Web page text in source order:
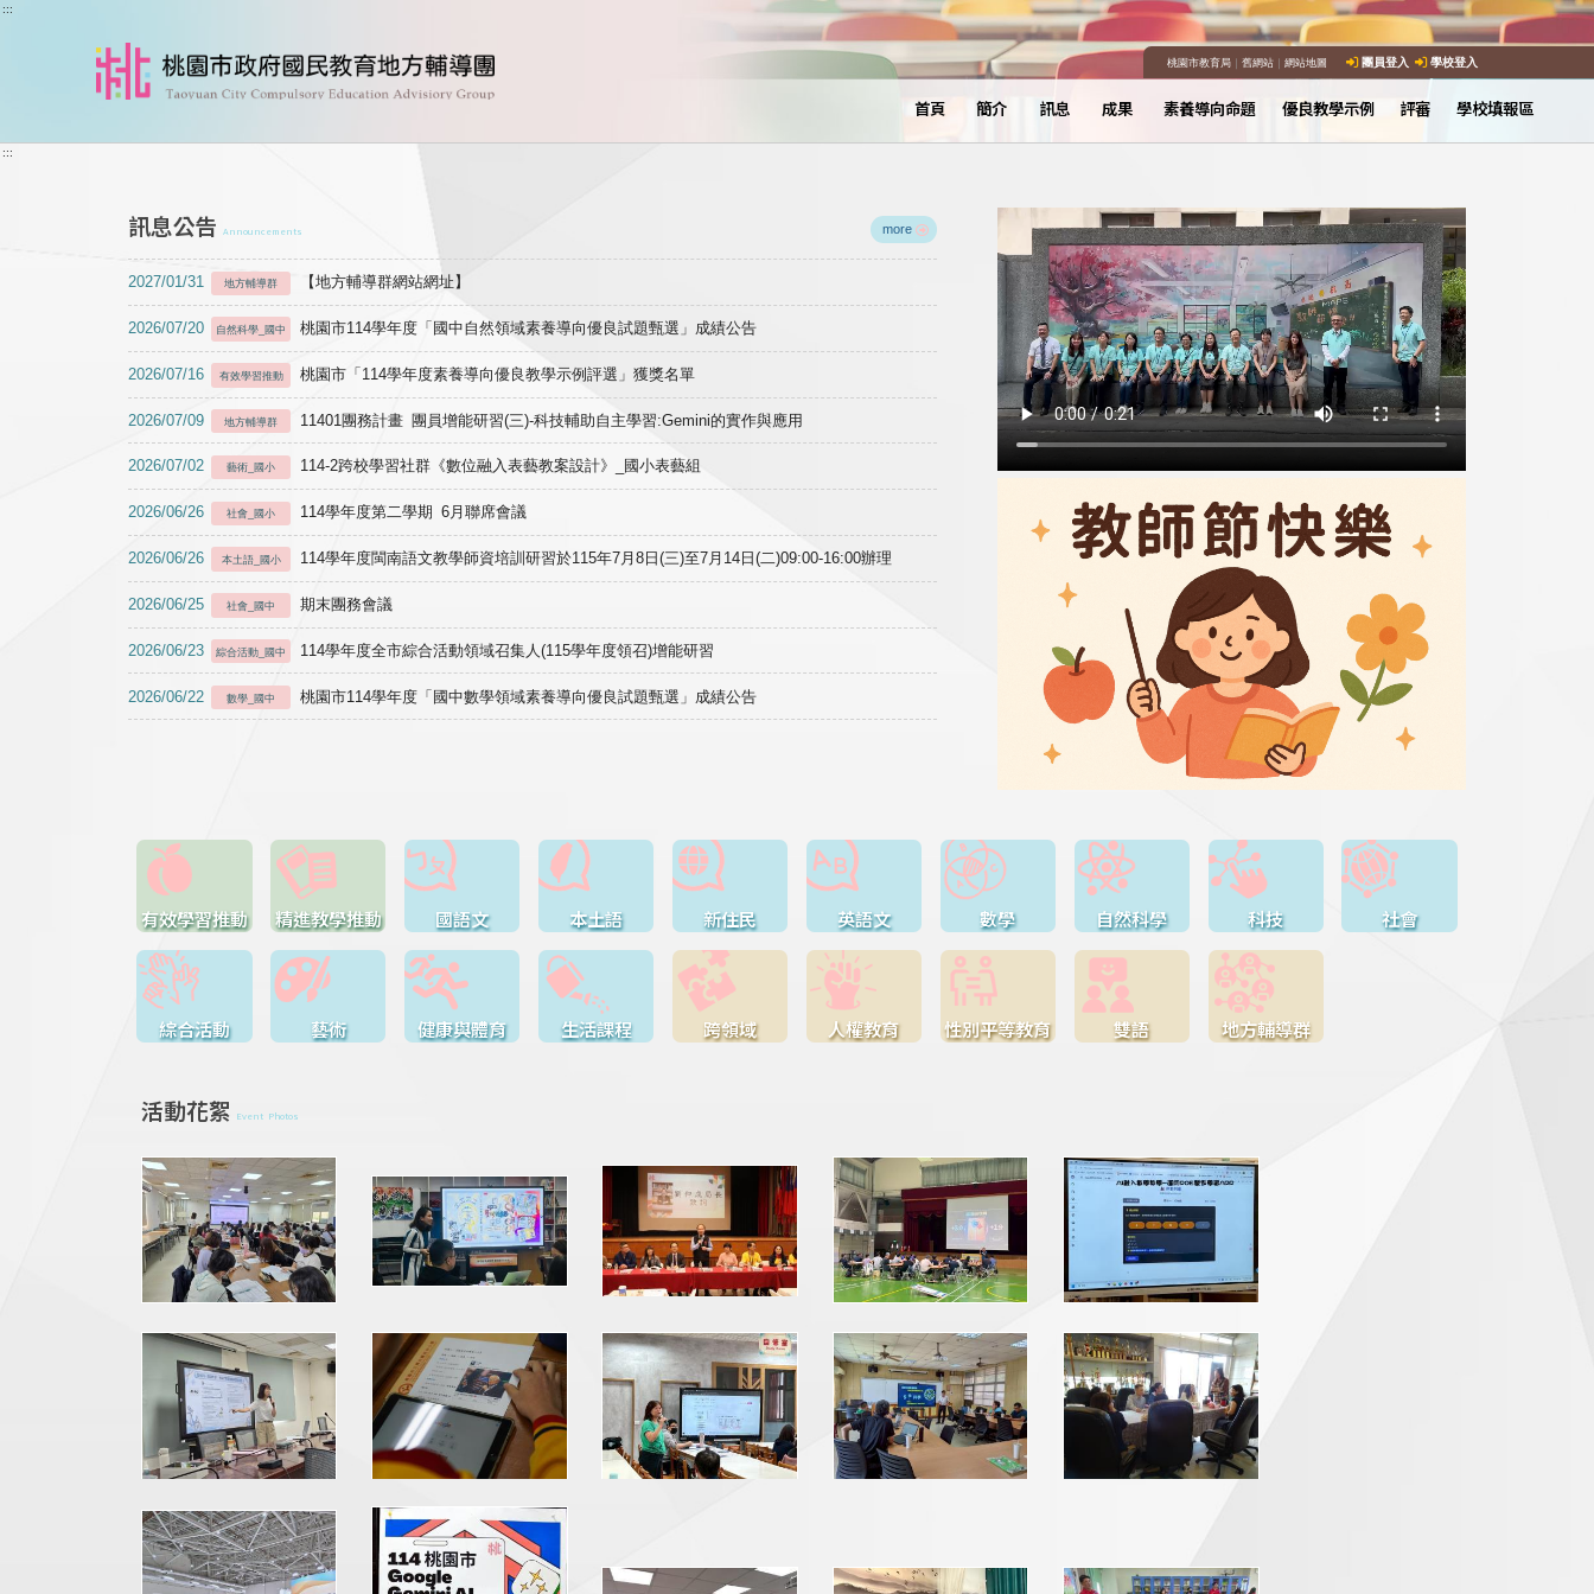
跳到主要內容
:::
桃園市教育局｜ 舊網站｜ 網站地圖 團員登入 學校登入
首頁 簡介 訊息 成果 素養導向命題 優良教學示例 評審 學校填報區
:::
訊息公告 Announcements more
2027/01/31 地方輔導群 【地方輔導群網站網址】
2026/07/20 自然科學_國中 桃園市114學年度「國中自然領域素養導向優良試題甄選」成績公告
2026/07/16 有效學習推動 桃園市「114學年度素養導向優良教學示例評選」獲獎名單
2026/07/09 地方輔導群 11401團務計畫 團員增能研習(三)-科技輔助自主學習:Gemini的實作與應用
2026/07/02 藝術_國小 114-2跨校學習社群《數位融入表藝教案設計》_國小表藝組
2026/06/26 社會_國小 114學年度第二學期 6月聯席會議
2026/06/26 本土語_國小 114學年度閩南語文教學師資培訓研習於115年7月8日(三)至7月14日(二)09:00-16:00辦理
2026/06/25 社會_國中 期末團務會議
2026/06/23 綜合活動_國中 114學年度全市綜合活動領域召集人(115學年度領召)增能研習
2026/06/22 數學_國中 桃園市114學年度「國中數學領域素養導向優良試題甄選」成績公告
有效學習推動 精進教學推動 國語文 本土語 新住民 英語文 數學 自然科學 科技 社會
綜合活動 藝術 健康與體育 生活課程 跨領域 人權教育 性別平等教育 雙語 地方輔導群
活動花絮 Event Photos